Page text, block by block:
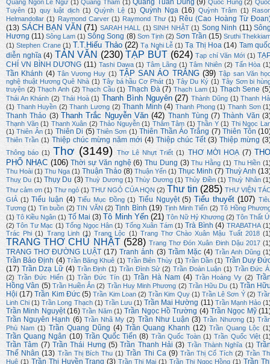
Quảng Ngôn Lê Ngữ (1) Quang Thám (1) Quang Tuấn Dũng (9) Quốc Hùng (2)
Tuyên (1) quy luật dịch (1) Quỳnh Lệ (1) Quỳnh Nga (16) Quỳnh Trâm (1)
Helmandollar (1) Raymond Carver (1) Raymond Thư (1) Rêu (Cao Hoàng Từ
(13) SÁCH BẠN VĂN (71) SARAH HALL (1) SINH NHẬT (1) Song Ninh (11)
Hương (11) Sông Lam (1) Sông Song (8) Sơn Tịnh (2) Sơn Trần (15) Sruthi
(1) Stephen Crane (1) T.T.Hiếu Thảo (22) Tạ Nghi Lễ (1) Tạ Thị Hoa (14) Tam
diễn nghĩa (4) TẢN VĂN (230) TẠP BÚT (624) Tạp chí Văn Mới (1)
CHÍ VN BÌNH DƯƠNG (11) Tashi Dawa (1) Tâm Lãng (1) Tâm Nhiên (2) Tấn Hòa
Tần Khánh (4) Tân Vương Huy (1) TẬP SAN ÁO TRẮNG (39) Tập san Văn
nghệ thuật Hương Quê Nhà (1) Tây bá hầu Cơ Phát (1) Tây Du Ký (1) Tây Sơn bi
truyện (2) Thạch Anh (2) Thạch Cầu (1) Thạch Đà (7) Thạch Lam (1) Thạch Sene
Thái An Khánh (2) Thái Hoà (1) Thanh Bình Nguyên (27) Thành Dũng (1) Thanh
(1) Thanh Huyền (2) Thanh Lương (2) Thanh Minh (4) Thanh Phong (1) Thanh Sơn
Thanh Thảo (3) Thanh Trắc Nguyễn Văn (42) Thanh Tùng (7) Thành Văn
Thạnh Văn (1) Thanh Xuân (2) Thảo Nguyễn (1) Thâm Tâm (1) Thần Y (1) Thi Ngọc
(1) Thiên Ân (1) Thiên Di (5) Thiên Sơn (1) Thiên Thần Áo Trắng (7) Thiên Tôn
Thiên Trần (1) Thiệp chúc mừng năm mới (4) Thiệp chúc Tết (3) Thiệp mừng
Thông báo (1) Thơ (3149) Thơ Lê Nhựt Triết (1) THƠ MỜI HOẠ (7)
PHỔ NHẠC (106) Thời sự Văn nghệ (6) Thu Dung (3) Thu Hằng (1) Thu Hiền
Thu Hoài (1) Thu Nga (1) Thuận Thảo (8) Thuận Yến (1) Thục Minh (7) Thuỳ Anh
Thuỵ Du (1) Thụy Du (3) Thuỳ Dương (1) Thùy Dương (1) Thủy Điền (1) Thuỳ Nhân
Thư cảm ơn (1) Thư ngỏ (1) THƯ NGỎ CỦA HQN (2) Thư tin (285) THƯ VIỆN
GIẢ (1) Tiểu luận (4) Tiểu Mục Đồng (1) Tiểu Nguyệt (5) Tiểu thuyết (107)
Tương (1) Tin buồn (2) TIN VĂN (2) Tịnh Bình (19) Tịnh Minh Tiến (2) Tô Hồng
(1) Tô Kiều Ngân (1) Tố Mai (3) Tô Minh Yến (21) Tôn Nữ Hỷ Khương (2) Tôn Thất
(2) Tôn Tư Mạc (1) Tống Ngọc Hân (1) Tống Xuân Tám (1) Trà Bình (4) TRABATHA
Trác Phi (1) Trang Linh (1) Trang Lộc (1) Trang Thơ Chào Xuân Mậu Tuất 2018
TRANG THƠ CHỦ NHẬT (528) Trang Thơ Đón Xuân Đinh Dậu 2017
TRANG THƠ ĐƯỜNG LUẬT (17) Tranh ảnh (3) Trầm Mặc (4) Trần Anh Dũng
Trần Bảo Định (4) Trần Băng Khuê (1) Trần Biên Thùy (1) Trần Dần (1) Trần Duy
(17) Trần Dzạ Lữ (4) Trần Định (1) Trần Đình Sử (2) Trần Đoàn Luận (1) Trần Đức
(2) Trần Đức Hiển (1) Trần Đức Tín (1) Trần Hà Nam (4) Trần Hoàng Vy (2)
Hồng Vân (5) Trần Huiền Ân (2) Trần Huy Minh Phương (2) Trần Hữu Du (1) Trần
Hội (17) Trần Kim Đức (5) Trần Kim Loan (2) Trần Kim Quy (1) Trần Lê Sơn Ý (2)
Linh Chi (1) Trần Long Thạch (1) Trần Lưu (1) Trần Mai Hường (11) Trần Mạnh Hảo
Trần Minh Nguyệt (16) Trần Năm (1) Trần Ngọc Hồ Trường (4) Trần Ngọc Mỹ
Trần Nguyên Hạnh (6) Trần Nhã My (2) Trần Như Luận (3) Trần Nhương (1)
Phù Nam (1) Trần Quang Dũng (4) Trần Quang Khanh (12) Trần Quang Lộc
Trần Quang Ngân (10) Trần Quốc Tiến (8) Trần Quốc Toàn (1) Trần Quốc Việt
Trần Tâm (7) Trần Thái Hưng (5) Trần Thanh Hải (3) Trần Thành Nghĩa (1)
Thế Nhân (13) Trần Thị Bích Thu (1) Trần Thi Ca (9) Trần Thị Cổ Tích (2) Trần
Huệ (1) Trần Thị Huyền Trang (3) Trần Thị Mai (1) Trần Thị Ngọc Hồng (1) Trần